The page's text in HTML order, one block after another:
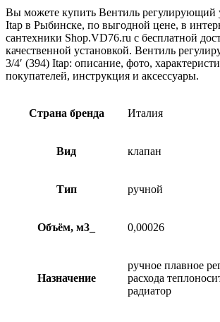
Вы можете купить Вентиль регулирующий
Itap в Рыбинске, по выгодной цене, в
сантехники Shop.VD76.ru с бесплатной
качественной установкой. Вентиль
3/4′ (394) Itap: описание, фото,
покупателей, инструкция и аксессуары.
Страна бренда Италия
Вид клапан
Тип ручной
Объём, м3_ 0,00026
Назначение
ручное плавное
расхода
радиатор